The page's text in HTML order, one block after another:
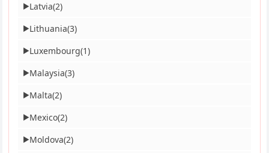
▶Latvia(2)
▶Lithuania(3)
▶Luxembourg(1)
▶Malaysia(3)
▶Malta(2)
▶Mexico(2)
▶Moldova(2)